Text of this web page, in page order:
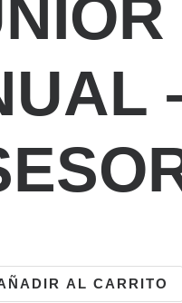
AL CARRITO